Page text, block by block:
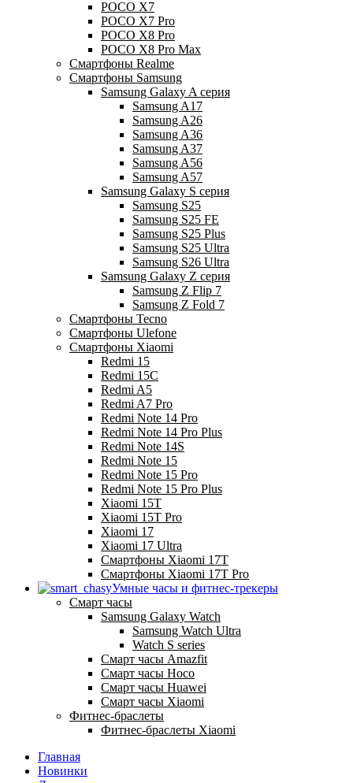
POCO X7
POCO X7 Pro
POCO X8 Pro
POCO X8 Pro Max
Смартфоны Realme
Смартфоны Samsung
Samsung Galaxy A серия
Samsung A17
Samsung A26
Samsung A36
Samsung A37
Samsung A56
Samsung A57
Samsung Galaxy S серия
Samsung S25
Samsung S25 FE
Samsung S25 Plus
Samsung S25 Ultra
Samsung S26 Ultra
Samsung Galaxy Z серия
Samsung Z Flip 7
Samsung Z Fold 7
Смартфоны Tecno
Смартфоны Ulefone
Смартфоны Xiaomi
Redmi 15
Redmi 15C
Redmi A5
Redmi A7 Pro
Redmi Note 14 Pro
Redmi Note 14 Pro Plus
Redmi Note 14S
Redmi Note 15
Redmi Note 15 Pro
Redmi Note 15 Pro Plus
Xiaomi 15T
Xiaomi 15T Pro
Xiaomi 17
Xiaomi 17 Ultra
Смартфоны Xiaomi 17Т
Смартфоны Xiaomi 17Т Pro
Умные часы и фитнес-трекеры
Смарт часы
Samsung Galaxy Watch
Samsung Watch Ultra
Watch S series
Смарт часы Amazfit
Смарт часы Hoco
Смарт часы Huawei
Смарт часы Xiaomi
Фитнес-браслеты
Фитнес-браслеты Xiaomi
Главная
Новинки